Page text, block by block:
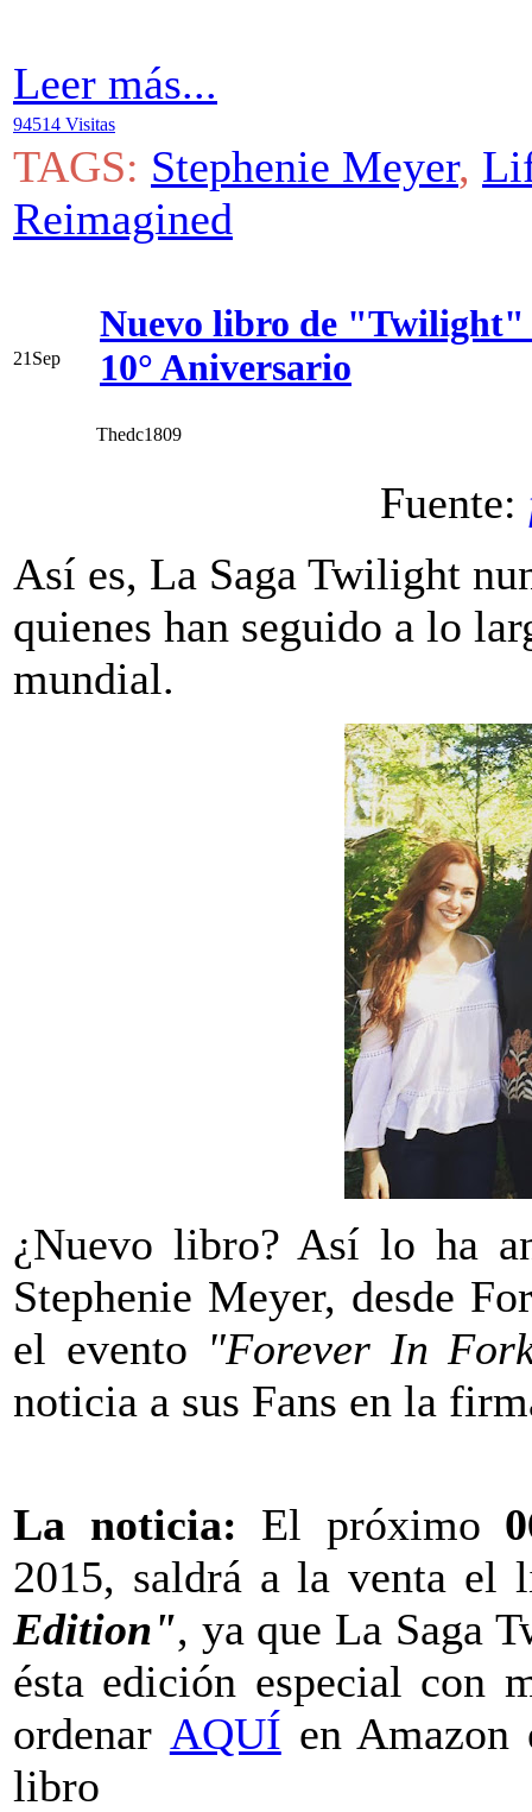
Leer más...
94514 Visitas
TAGS: Stephenie Meyer,
Reimagined
21 Sep
Nuevo libro de "Twilight"
10° Aniversario
Thedc1809
Fuente:
Así es, La Saga Twilight
quienes han seguido a lo
mundial.
¿Nuevo libro? Así lo ha
Stephenie Meyer, desde
el evento "Forever In
noticia a sus Fans en la
La noticia: El próximo
2015, saldrá a la venta el
Edition", ya que La Saga
ésta edición especial con
ordenar AQUÍ en
libro